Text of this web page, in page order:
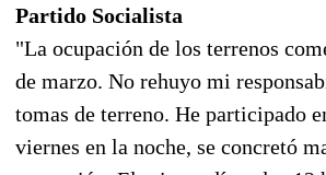
Partido Socialista
"La ocupación de los terrenos
de marzo. No rehuyo mi
tomas de terreno. He participado
viernes en la noche, se concretó